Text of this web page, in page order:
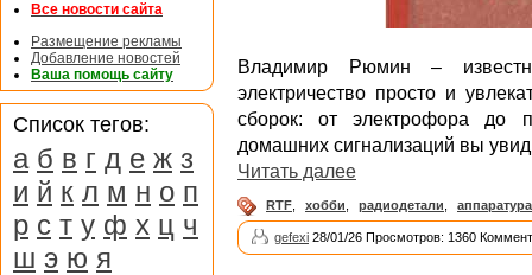
Владимир Рюмин –
электричество просто и
сборок: от электрофора до
домашних сигнализаций вы
Читать далее
RTF хобби радиодетали аппаратура
gefexi 28/01/26 Просмотров: 1360
Все новости сайта
Размещение рекламы
Добавление новостей
Ваша помощь сайту
Список тегов:
а б в г д е ж з
и й к л м н о п
р с т у ф х ц ч
ш э ю я